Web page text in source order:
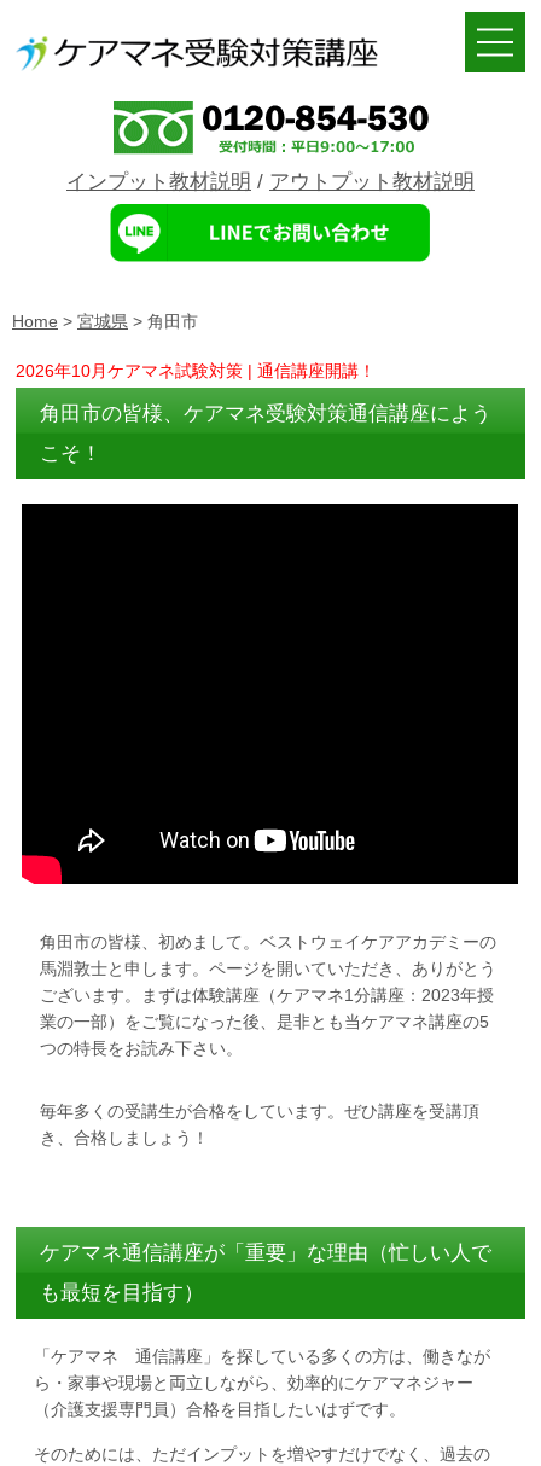
インプット教材説明 / アウトプット教材説明
Home > 宮城県 > 角田市
2026年10月ケアマネ試験対策 | 通信講座開講！
角田市の皆様、ケアマネ受験対策通信講座によう
こそ！
角田市の皆様、初めまして。ベストウェイケアアカデミーの
馬淵敦士と申します。ページを開いていただき、ありがとう
ございます。まずは体験講座（ケアマネ1分講座：2023年授
業の一部）をご覧になった後、是非とも当ケアマネ講座の5
つの特長をお読み下さい。
毎年多くの受講生が合格をしています。ぜひ講座を受講頂
き、合格しましょう！
ケアマネ通信講座が「重要」な理由（忙しい人で
も最短を目指す）
「ケアマネ 通信講座」を探している多くの方は、働きなが
ら・家事や現場と両立しながら、効率的にケアマネジャー
（介護支援専門員）合格を目指したいはずです。
そのためには、ただインプットを増やすだけでなく、過去の